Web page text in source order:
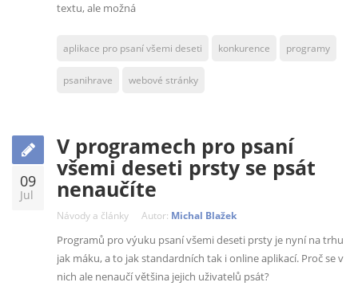
textu, ale možná
aplikace pro psaní všemi deseti konkurence programy
psanihrave webové stránky
09
Jul
V programech pro psaní
všemi deseti prsty se psát
nenaučíte
Návody a články Autor: Michal Blažek
Programů pro výuku psaní všemi deseti prsty je nyní na trhu
jak máku, a to jak standardních tak i online aplikací. Proč se v
nich ale nenaučí většina jejich uživatelů psát?